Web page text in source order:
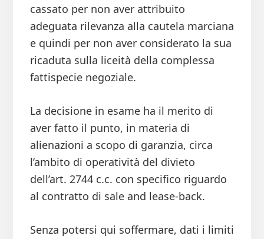
cassato per non aver attribuito
adeguata rilevanza alla cautela marciana
e quindi per non aver considerato la sua
ricaduta sulla liceità della complessa
fattispecie negoziale.
La decisione in esame ha il merito di
aver fatto il punto, in materia di
alienazioni a scopo di garanzia, circa
l’ambito di operatività del divieto
dell’art. 2744 c.c. con specifico riguardo
al contratto di sale and lease-back.
Senza potersi qui soffermare, dati i limiti